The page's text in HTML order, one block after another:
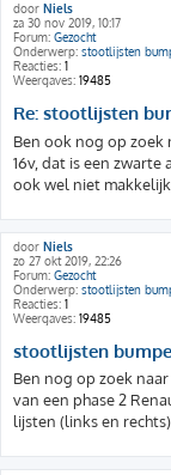
door Niels
za 30 nov 2019, 10:17
Forum: Gezocht
Onderwerp: stootlijsten
Reacties: 1
Weergaves: 19485
Re: stootlijsten
Ben ook nog op zoek
16v, dat is een
ook wel niet
door Niels
zo 27 okt 2019, 22:26
Forum: Gezocht
Onderwerp: stootlijsten
Reacties: 1
Weergaves: 19485
stootlijsten
Ben nog op zoek
van een phase 2
lijsten (links en